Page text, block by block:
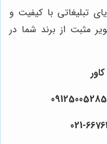
تبلیغاتی با کیفیت و
مثبت از برند شما در